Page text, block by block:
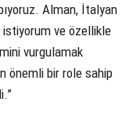
Alman, İtalyan
istiyorum ve özellikle
vurgulamak
önemli bir role sahip